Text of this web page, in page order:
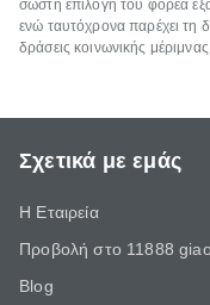
σωστή επιλογή του φορέα
ενώ ταυτόχρονα παρέχει τη
δράσεις κοινωνικής
Σχετικά με εμάς
Η Εταιρεία
Προβολή στο 11888
Blog